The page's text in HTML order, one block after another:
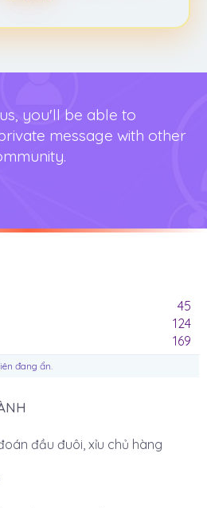
you'll be able to
message with other
45
124
169
đang ẩn.
đầu đuôi, xỉu chủ hàng